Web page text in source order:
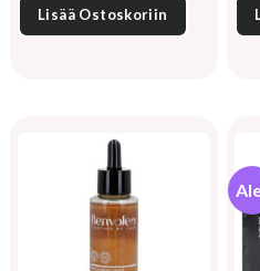
Lisää Ostoskoriin